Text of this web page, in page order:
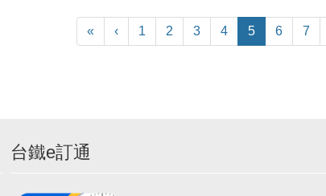
« ‹ 1 2 3 4 5 6 7
台鐵e訂通